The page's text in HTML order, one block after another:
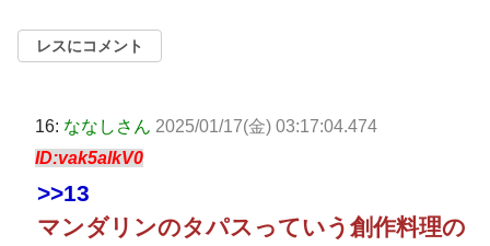
レスにコメント
16: ななしさん 2025/01/17(金) 03:17:04.474
ID:vak5alkV0
>>13
マンダリンのタパスっていう創作料理の